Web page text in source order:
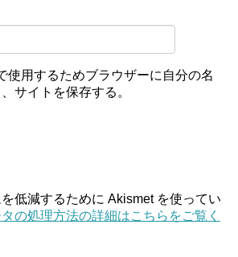
使用するためブラウザーに自分の名
サイトを保存する。
低減するために Akismet を使ってい
の処理方法の詳細はこちらをご覧く